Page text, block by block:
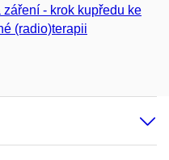
- krok kupředu ke
(radio)terapii